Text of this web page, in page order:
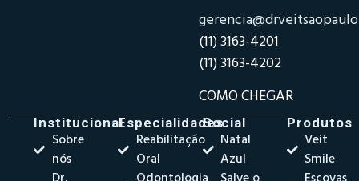
(11) 3163-4201
(11) 3163-4202
COMO CHEGAR
Institucional
Sobre
nós
Especialidades
Reabilitação
Oral
Social
Natal
Azul
Produtos
Veit
Smile